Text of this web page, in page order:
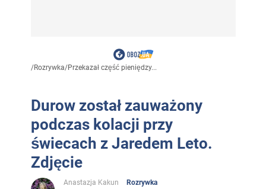
/Rozrywka/Przekazał część pieniędzy...
Durow został zauważony
podczas kolacji przy
świecach z Jaredem Leto.
Zdjęcie
Anastazja Kakun
Rozrywka